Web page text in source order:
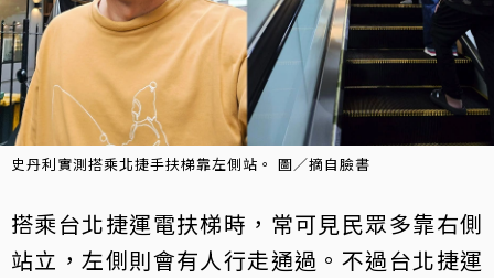
史丹利實測搭乘北捷手扶梯靠左側站。 圖／摘自臉書
搭乘台北捷運電扶梯時，常可見民眾多靠右側
站立，左側則會有人行走通過。不過台北捷運